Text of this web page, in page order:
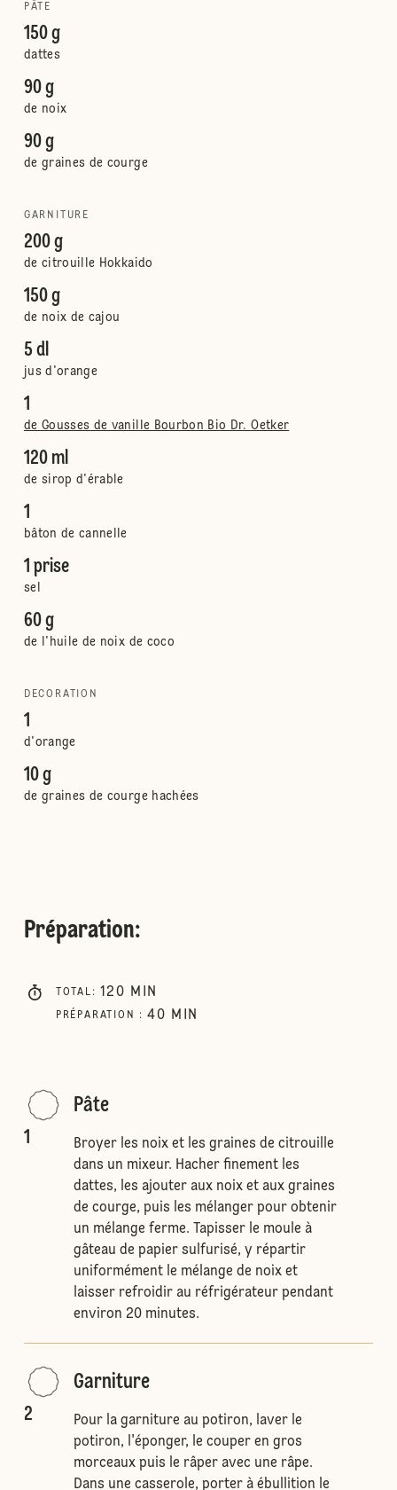
PÂTE
150 g
dattes
90 g
de noix
90 g
de graines de courge
GARNITURE
200 g
de citrouille Hokkaido
150 g
de noix de cajou
5 dl
jus d'orange
1
de Gousses de vanille Bourbon Bio Dr. Oetker
120 ml
de sirop d'érable
1
bâton de cannelle
1 prise
sel
60 g
de l'huile de noix de coco
DECORATION
1
d'orange
10 g
de graines de courge hachées
Préparation:
TOTAL : 120 MIN
PRÉPARATION : 40 MIN
1
Pâte
Broyer les noix et les graines de citrouille
dans un mixeur. Hacher finement les
dattes, les ajouter aux noix et aux graines
de courge, puis les mélanger pour obtenir
un mélange ferme. Tapisser le moule à
gâteau de papier sulfurisé, y répartir
uniformément le mélange de noix et
laisser refroidir au réfrigérateur pendant
environ 20 minutes.
2
Garniture
Pour la garniture au potiron, laver le
potiron, l'éponger, le couper en gros
morceaux puis le râper avec une râpe.
Dans une casserole, porter à ébullition le